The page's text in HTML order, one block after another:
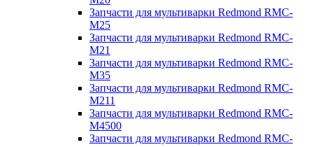
Запчасти для мультиварки Redmond RMC-
M25
Запчасти для мультиварки Redmond RMC-
M21
Запчасти для мультиварки Redmond RMC-
M35
Запчасти для мультиварки Redmond RMC-
M211
Запчасти для мультиварки Redmond RMC-
M4500
Запчасти для мультиварки Redmond RMC-